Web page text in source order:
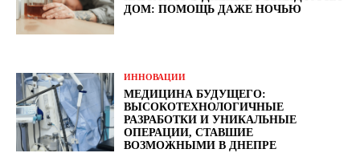
ДОМ: ПОМОЩЬ ДАЖЕ НОЧЬЮ
ИННОВАЦИИ
МЕДИЦИНА БУДУЩЕГО:
ВЫСОКОТЕХНОЛОГИЧНЫЕ
РАЗРАБОТКИ И УНИКАЛЬНЫЕ
ОПЕРАЦИИ, СТАВШИЕ
ВОЗМОЖНЫМИ В ДНЕПРЕ